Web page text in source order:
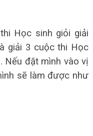
Học sinh giỏi giải
giải 3 cuộc thi Học
Nếu đặt mình vào vị
sẽ làm được như